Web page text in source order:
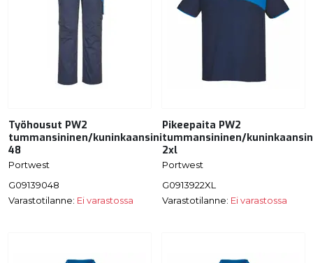
Työhousut PW2
tummansininen/kuninkaansininen
48
Portwest
G09139048
Varastotilanne: Ei varastossa
Pikeepaita PW2
tummansininen/
2xl
Portwest
G0913922XL
Varastotilanne: Ei varastossa